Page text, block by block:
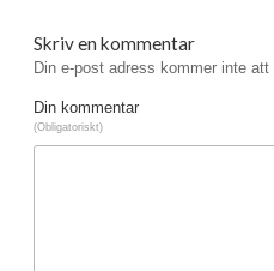
Skriv en kommentar
Din e-post adress kommer inte att
Din kommentar
(Obligatoriskt)